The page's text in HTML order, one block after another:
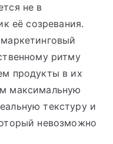
не в
её созревания.
ритму
продукты в их
максимальную
текстуру и
невозможно